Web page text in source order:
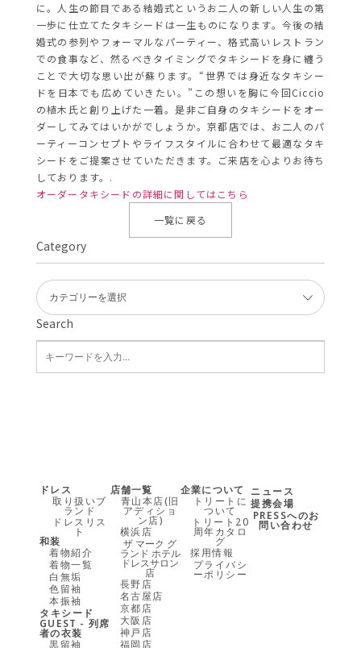
に。人生の節目である結婚式というお二人の新しい人生の第
一歩に仕立てたタキシードは一生ものになります。今後の結
婚式の参列やフォーマルなパーティー、格式高いレストラン
での食事など、然るべきタイミングでタキシードを身に纏う
ことで大切な思い出が蘇ります。“世界では身近なタキシー
ドを日本でも広めていきたい。”この想いを胸に今回Ciccio
の植木氏と創り上げた一着。是非ご自身のタキシードをオー
ダーしてみてはいかがでしょうか。京都店では、お二人のパ
ーティーコンセプトやライフスタイルに合わせて最適なタキ
シードをご提案させていただきます。ご来店を心よりお待ち
しております。.
オーダータキシードの詳細に関してはこちら
一覧に戻る
Search
Category
ドレス
取り扱いブ
ランド
ドレスリス
ト
和装
着物紹介
着物一覧
白無垢
色留袖
本振袖
タキシード
GUEST - 列席
者の衣装
店舗一覧
青山本店(旧
アディショ
ン店)
横浜店
ザ マーク グ
ランド ホテル
ドレスサロン
店
長野店
名古屋店
京都店
大阪店
神戸店
企業について
トリートに
ついて
トリート20
周年カタロ
グ
採用情報
プライバシ
ーポリシー
ニュース
提携会場
PRESSへのお
問い合わせ